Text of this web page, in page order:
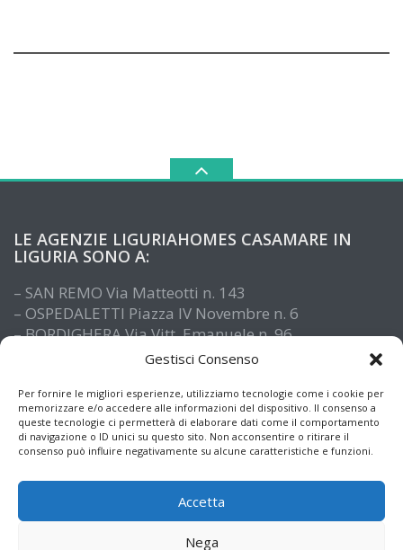
Gestisci Consenso
Per fornire le migliori esperienze, utilizziamo tecnologie come i cookie per
memorizzare e/o accedere alle informazioni del dispositivo. Il consenso a
queste tecnologie ci permetterà di elaborare dati come il comportamento
di navigazione o ID unici su questo sito. Non acconsentire o ritirare il
consenso può influire negativamente su alcune caratteristiche e funzioni.
Accetta
Nega
LE AGENZIE LIGURIAHOMES CASAMARE IN
LIGURIA SONO A:
– SAN REMO Via Matteotti n. 143
– OSPEDALETTI Piazza IV Novembre n. 6
– BORDIGHERA Via Vitt. Emanuele n. 96
– IMPERIA Piazza De Amicis n. 15
– ALASSIO Via XX Settembre n. 61